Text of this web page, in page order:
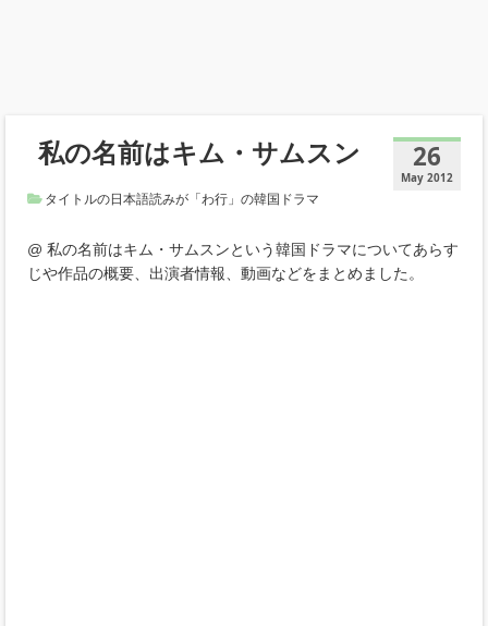
26
May 2012
私の名前はキム・サムスン
タイトルの日本語読みが「わ行」の韓国ドラマ
@ 私の名前はキム・サムスンという韓国ドラマについてあらす
じや作品の概要、出演者情報、動画などをまとめました。